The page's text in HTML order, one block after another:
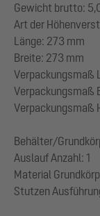
Gewicht brutto:
Art der
Länge: 273 mm
Breite: 273 mm
Verpackungsmaß
Verpackungsmaß
Verpackungsmaß
Behälter/
Auslauf Anzahl: 1
Material
Stutzen